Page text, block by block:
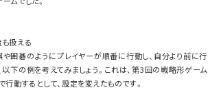
扱える
囲碁のようにプレイヤーが順番に行動し、自分より前に行
下の例を考えてみましょう。これは、第3回の戦略形ゲーム
動するとして、設定を変えたものです。